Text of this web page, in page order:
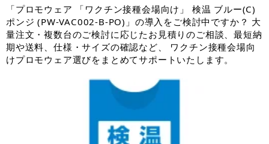
「プロモウェア 「ワクチン接種会場向け」 検温 ブルー(C)
ポンジ (PW-VAC002-B-PO)」の導入をご検討中ですか？ 大
量注文・複数台のご検討に応じたお見積りのご相談、最短納
期や送料、仕様・サイズの確認など、 ワクチン接種会場向
けプロモウェア選びをまとめてサポートいたします。